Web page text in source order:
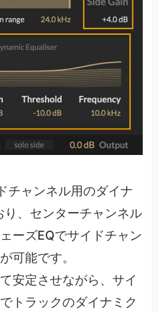
チャンネル用のダイナ
り、センターチャンネル
ーズEQでサイドチャン
可能です。
安定させながら、サイ
トラックのダイナミク